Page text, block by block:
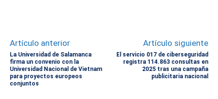
Artículo anterior
La Universidad de Salamanca
firma un convenio con la
Universidad Nacional de Vietnam
para proyectos europeos
conjuntos
Artículo siguiente
El servicio 017 de ciberseguridad
registra 114.863 consultas en
2025 tras una campaña
publicitaria nacional